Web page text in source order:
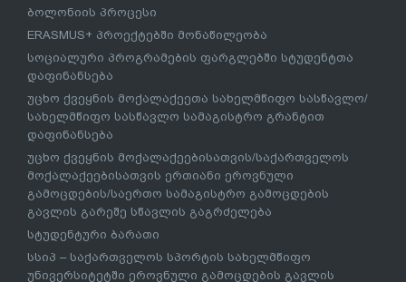
ბოლონიის პროცესი
ERASMUS+ პროექტებში მონაწილეობა
სოციალური პროგრამების ფარგლებში სტუდენტთა
დაფინანსება
უცხო ქვეყნის მოქალაქეეთა სახელმწიფო სასწავლო/
სახელმწიფო სასწავლო სამაგისტრო გრანტით
დაფინანსება
უცხო ქვეყნის მოქალაქეებისათვის/საქართველოს
მოქალაქეებისათვის ერთიანი ეროვნული
გამოცდების/საერთო სამაგისტრო გამოცდების
გავლის გარეშე სწავლის გაგრძელება
სტუდენტური ბარათი
სსიპ – საქართველოს სპორტის სახელმწიფო
უნივერსიტეტში ეროვნული გამოცდების გავლის